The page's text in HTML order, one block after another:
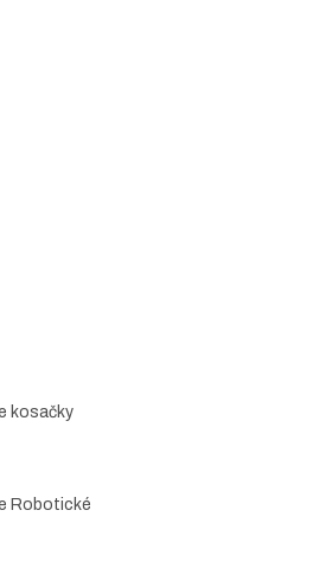
kosačky
Robotické